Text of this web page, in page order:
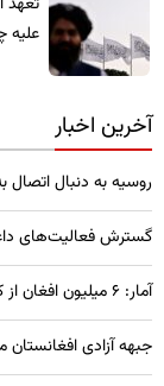
علیه
آخرین اخبار
روسیه به دنبال اتصال
گسترش فعالیت‌های
آمار: ۶ میلیون افغان از کشورهای همسایه به وطن بازگشته‌اند
جبهه آزادی